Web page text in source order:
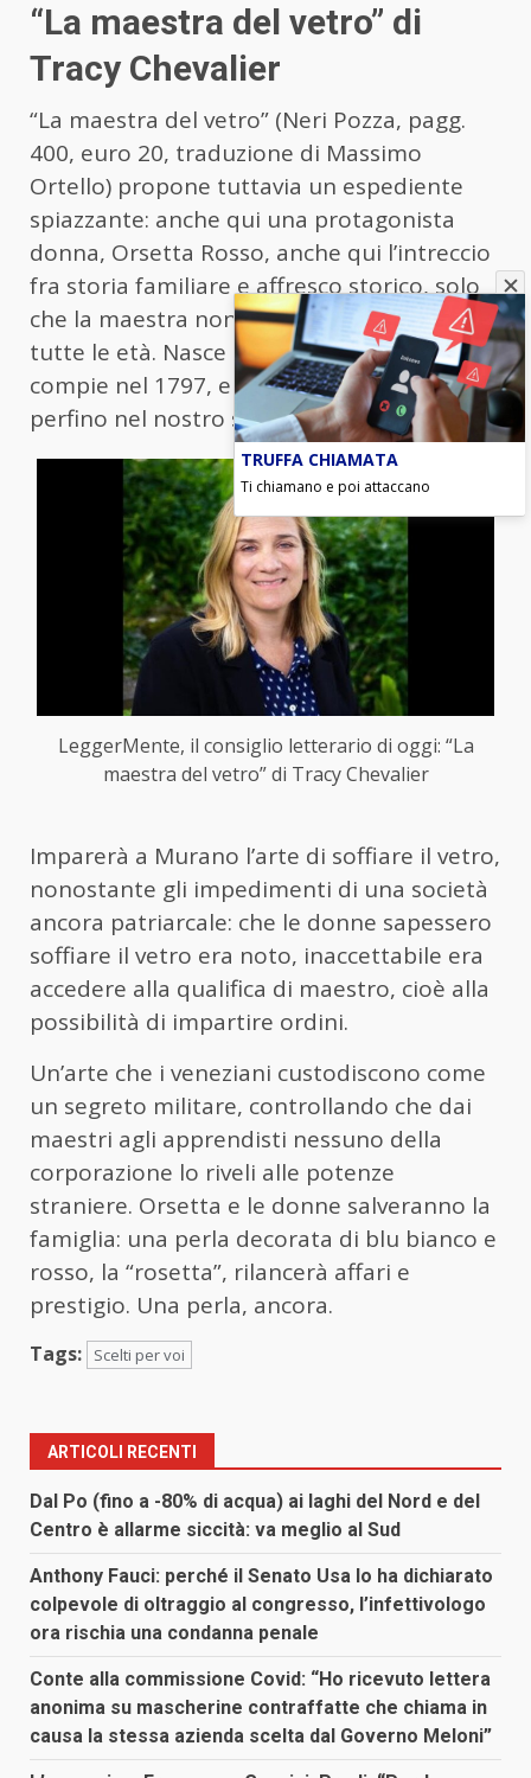
“La maestra del vetro” di
Tracy Chevalier
“La maestra del vetro” (Neri Pozza, pagg.
400, euro 20, traduzione di Massimo
Ortello) propone tuttavia un espediente
spiazzante: anche qui una protagonista
donna, Orsetta Rosso, anche qui l’intreccio
fra storia familiare e affresco storico, solo
che la maestra non ha età, o meglio, ha
tutte le età. Nasce nel 1477, ma 37 anni li
compie nel 1797, e farà in tempo a vivere
perfino nel nostro secolo.
LeggerMente, il consiglio letterario di oggi: “La
maestra del vetro” di Tracy Chevalier
Imparerà a Murano l’arte di soffiare il vetro,
nonostante gli impedimenti di una società
ancora patriarcale: che le donne sapessero
soffiare il vetro era noto, inaccettabile era
accedere alla qualifica di maestro, cioè alla
possibilità di impartire ordini.
Un’arte che i veneziani custodiscono come
un segreto militare, controllando che dai
maestri agli apprendisti nessuno della
corporazione lo riveli alle potenze
straniere. Orsetta e le donne salveranno la
famiglia: una perla decorata di blu bianco e
rosso, la “rosetta”, rilancerà affari e
prestigio. Una perla, ancora.
Tags: Scelti per voi
ARTICOLI RECENTI
Dal Po (fino a -80% di acqua) ai laghi del Nord e del
Centro è allarme siccità: va meglio al Sud
Anthony Fauci: perché il Senato Usa lo ha dichiarato
colpevole di oltraggio al congresso, l’infettivologo
ora rischia una condanna penale
Conte alla commissione Covid: “Ho ricevuto lettera
anonima su mascherine contraffatte che chiama in
causa la stessa azienda scelta dal Governo Meloni”
TRUFFA CHIAMATA
Ti chiamano e poi attaccano